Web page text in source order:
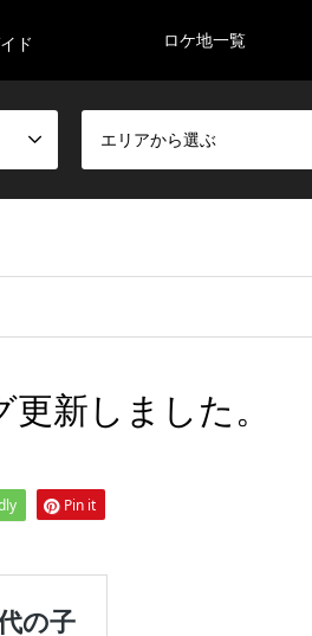
ド ロケ地一覧
エリアから選ぶ
更新しました。
Pin it